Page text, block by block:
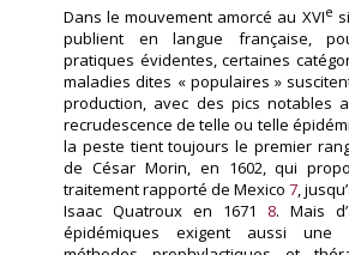
Dans le mouvement amorcé au XVIe
publient en langue française,
pratiques évidentes, certaines
maladies dites « populaires »
production, avec des pics notables
recrudescence de telle ou telle
la peste tient toujours le premier
de César Morin, en 1602, qui
traitement rapporté de Mexico 7,
Isaac Quatroux en 1671
8. Mais
épidémiques exigent aussi une